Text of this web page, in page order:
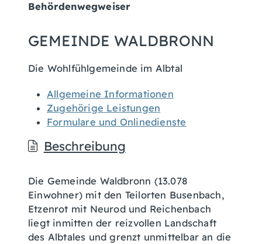
Behördenwegweiser
GEMEINDE WALDBRONN
Die Wohlfühlgemeinde im Albtal
Allgemeine Informationen
Zugehörige Leistungen
Formulare und Onlinedienste
Beschreibung
Die Gemeinde Waldbronn (13.078
Einwohner) mit den Teilorten Busenbach,
Etzenrot mit Neurod und Reichenbach
liegt inmitten der reizvollen Landschaft
des Albtales und grenzt unmittelbar an die